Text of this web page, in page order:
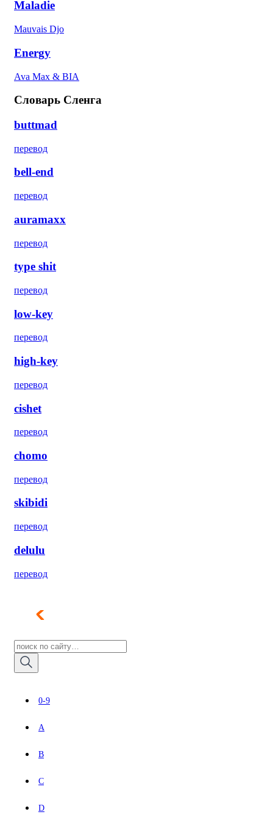
Maladie
Mauvais Djo
Energy
Ava Max & BIA
Словарь Сленга
buttmad
перевод
bell-end
перевод
auramaxx
перевод
type shit
перевод
low-key
перевод
high-key
перевод
cishet
перевод
chomo
перевод
skibidi
перевод
delulu
перевод
0-9
A
B
C
D